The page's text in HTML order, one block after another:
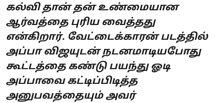
கல்வி தான் தன் உண்மையான
ஆர்வத்தை புரிய வைத்தது
என்கிறார். வேட்டைக்காரன் படத்தில்
அப்பா விஜயுடன் நடனமாடியபோது
கூட்டத்தை கண்டு பயந்து ஓடி
அப்பாவை கட்டிப்பிடித்த
அனுபவத்தையும் அவர்